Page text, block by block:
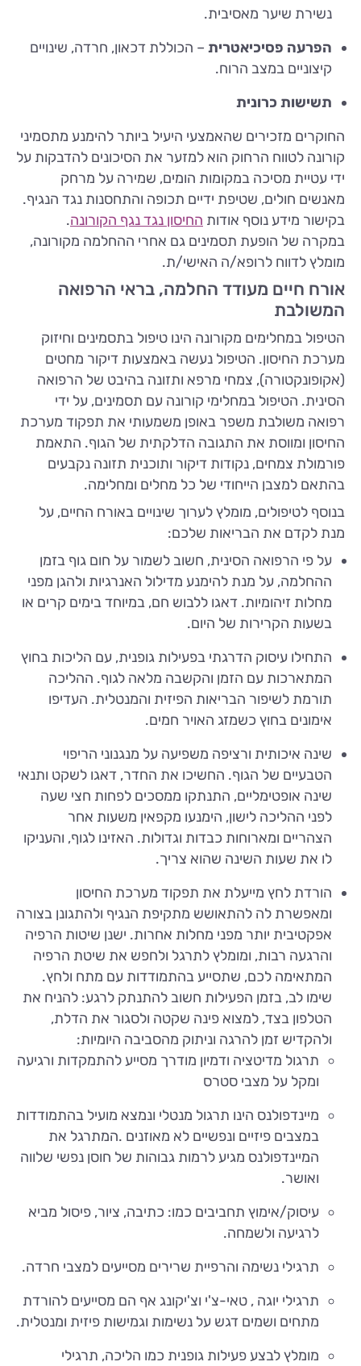
נשירת שיער מאסיבית.
הפרעה פסיכיאטרית – הכוללת דכאון, חרדה, שינויים
קיצוניים במצב הרוח.
תשישות כרונית
החוקרים מזכירים שהאמצעי היעיל ביותר להימנע מתסמיני
קורונה לטווח הרחוק הוא למזער את הסיכונים להדבקות על
ידי עטיית מסיכה במקומות הומים, שמירה על מרחק
מאנשים חולים, שטיפת ידיים תכופה והתחסנות נגד הנגיף.
בקישור מידע נוסף אודות החיסון נגד נגף הקורונה.
במקרה של הופעת תסמינים גם אחרי ההחלמה מקורונה,
מומלץ לדווח לרופא/ה האישי/ת.
אורח חיים מעודד החלמה, בראי הרפואה
המשולבת
הטיפול במחלימים מקורונה הינו טיפול בתסמינים וחיזוק
מערכת החיסון. הטיפול נעשה באמצעות דיקור מחטים
(אקופונקטורה), צמחי מרפא ותזונה בהיבט של הרפואה
הסינית. הטיפול במחלימי קורונה עם תסמינים, על ידי
רפואה משולבת משפר באופן משמעותי את תפקוד מערכת
החיסון ומווסת את התגובה הדלקתית של הגוף. התאמת
פורמולת צמחים, נקודות דיקור ותוכנית תזונה נקבעים
בהתאם למצבן הייחודי של כל מחלים ומחלימה.
בנוסף לטיפולים, מומלץ לערוך שינויים באורח החיים, על
מנת לקדם את הבריאות שלכם:
על פי הרפואה הסינית, חשוב לשמור על חום גוף בזמן
ההחלמה, על מנת להימנע מדילול האנרגיות ולהגן מפני
מחלות זיהומיות. דאגו ללבוש חם, במיוחד בימים קרים או
בשעות הקרירות של היום.
התחילו עיסוק הדרגתי בפעילות גופנית, עם הליכות בחוץ
המתארכות עם הזמן והקשבה מלאה לגוף. ההליכה
תורמת לשיפור הבריאות הפיזית והמנטלית. העדיפו
אימונים בחוץ כשמזג האויר חמים.
שינה איכותית ורציפה משפיעה על מנגנוני הריפוי
הטבעיים של הגוף. החשיכו את החדר, דאגו לשקט ותנאי
שינה אופטימליים, התנתקו ממסכים לפחות חצי שעה
לפני ההליכה לישון, הימנעו מקפאין משעות אחר
הצהריים ומארוחות כבדות וגדולות. האזינו לגוף, והעניקו
לו את שעות השינה שהוא צריך.
הורדת לחץ מייעלת את תפקוד מערכת החיסון
ומאפשרת לה להתאושש מתקיפת הנגיף ולהתגונן בצורה
אפקטיבית יותר מפני מחלות אחרות. ישנן שיטות הרפיה
והרגעה רבות, ומומלץ לתרגל ולחפש את שיטת הרפיה
המתאימה לכם, שתסייע בהתמודדות עם מתח ולחץ.
שימו לב, בזמן הפעילות חשוב להתנתק לרגע: להניח את
הטלפון בצד, למצוא פינה שקטה ולסגור את הדלת,
ולהקדיש זמן להרגה וניתוק מהסביבה היומיות:
תרגול מדיטציה ודמיון מודרך מסייע להתמקדות ורגיעה
ומקל על מצבי סטרס
מיינדפולנס הינו תרגול מנטלי ונמצא מועיל בהתמודדות
במצבים פיזיים ונפשיים לא מאוזנים .המתרגל את
המיינדפולנס מגיע לרמות גבוהות של חוסן נפשי שלווה
ואושר.
עיסוק/אימוץ תחביבים כמו: כתיבה, ציור, פיסול מביא
לרגיעה ולשמחה.
תרגילי נשימה והרפיית שרירים מסייעים למצבי חרדה.
תרגילי יוגה , טאי-צ'י וצ'יקונג אף הם מסייעים להורדת
מתחים ושמים דגש על נשימות וגמישות פיזית ומנטלית.
מומלץ לבצע פעילות גופנית כמו הליכה, תרגילי